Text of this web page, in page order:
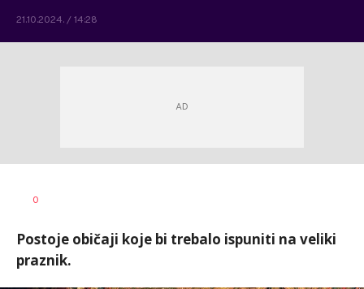
21.10.2024. / 14:28
AUTOR
0
Postoje običaji koje bi trebalo ispuniti na veliki
praznik.